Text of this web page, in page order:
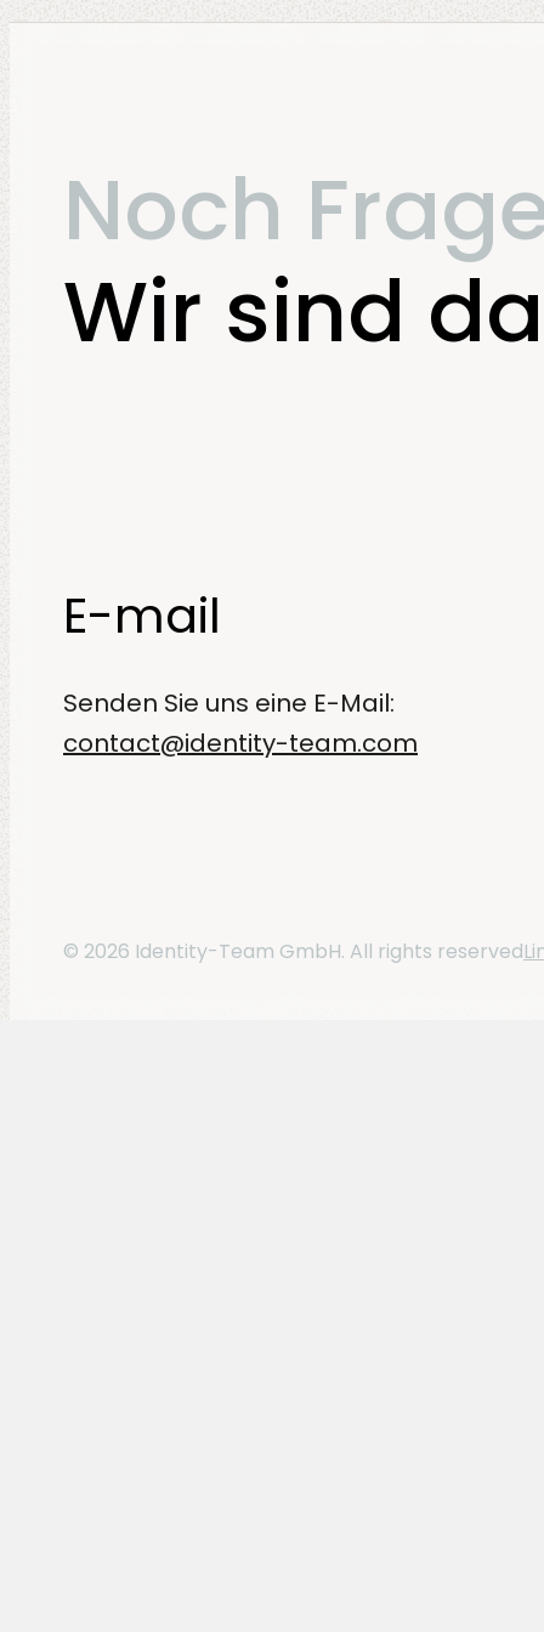
OpenID Connect erweitert OAuth
Noch
Wir sind
E-mail
Senden Sie uns eine E-Mail:
contact@identity-team.com
© 2026 Identity-Team GmbH. All rights reserved